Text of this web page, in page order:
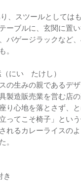
、スツールとしては
ーブルに、玄関に置
バゲージラックなど
。
にい たけし）
の生みの親であるデ
製造販売業を営む店
り心地を落とさず、と
ってこそ椅子」という
れるカレーライスの
。
き